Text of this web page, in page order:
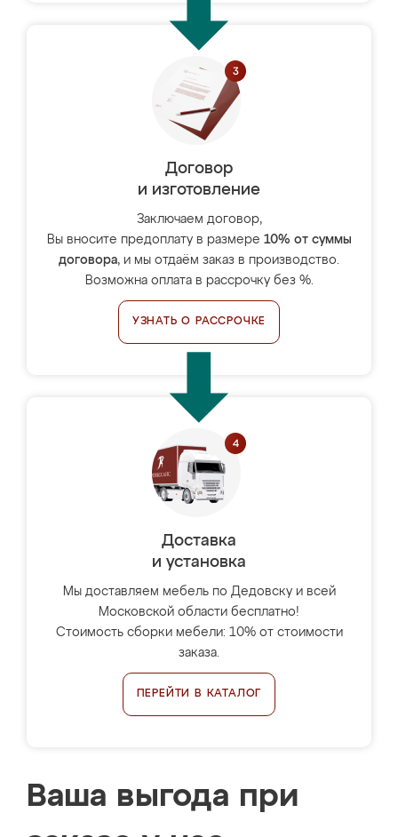
Договор
и изготовление
Заключаем договор,
Вы вносите предоплату в размере 10% от суммы
договора, и мы отдаём заказ в производство.
Возможна оплата в рассрочку без %.
УЗНАТЬ О РАССРОЧКЕ
Доставка
и установка
Мы доставляем мебель по Дедовску и всей
Московской области бесплатно!
Стоимость сборки мебели: 10% от стоимости
заказа.
ПЕРЕЙТИ В КАТАЛОГ
Ваша выгода при